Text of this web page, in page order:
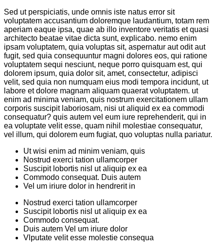
Sed ut perspiciatis, unde omnis iste natus error sit
voluptatem accusantium doloremque laudantium, totam rem
aperiam eaque ipsa, quae ab illo inventore veritatis et quasi
architecto beatae vitae dicta sunt, explicabo. nemo enim
ipsam voluptatem, quia voluptas sit, aspernatur aut odit aut
fugit, sed quia consequuntur magni dolores eos, qui ratione
voluptatem sequi nesciunt, neque porro quisquam est, qui
dolorem ipsum, quia dolor sit, amet, consectetur, adipisci
velit, sed quia non numquam eius modi tempora incidunt, ut
labore et dolore magnam aliquam quaerat voluptatem. ut
enim ad minima veniam, quis nostrum exercitationem ullam
corporis suscipit laboriosam, nisi ut aliquid ex ea commodi
consequatur? quis autem vel eum iure reprehenderit, qui in
ea voluptate velit esse, quam nihil molestiae consequatur,
vel illum, qui dolorem eum fugiat, quo voluptas nulla pariatur.
Ut wisi enim ad minim veniam, quis
Nostrud exerci tation ullamcorper
Suscipit lobortis nisl ut aliquip ex ea
Commodo consequat. Duis autem
Vel um iriure dolor in hendrerit in
Nostrud exerci tation ullamcorper
Suscipit lobortis nisl ut aliquip ex ea
Commodo consequat.
Duis autem Vel um iriure dolor
Vlputate velit esse molestie consequa